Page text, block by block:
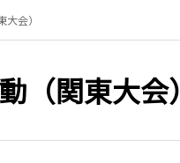
会）
（関東大会）